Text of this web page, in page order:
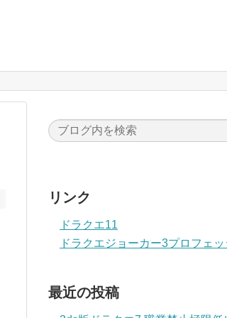
リンク
ドラクエ11
ドラクエジョーカー3プロフェ
最近の投稿